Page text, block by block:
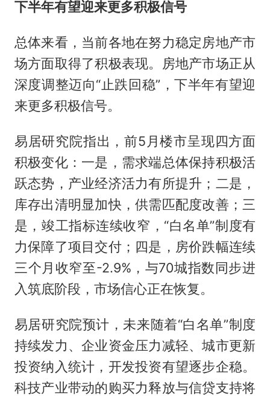
下半年有望迎来更多积极信号
总体来看，当前各地在努力稳定房地产市
场方面取得了积极表现。房地产市场正从
深度调整迈向“止跌回稳”，下半年有望迎
来更多积极信号。
易居研究院指出，前5月楼市呈现四方面
积极变化：一是，需求端总体保持积极活
跃态势，产业经济活力有所提升；二是，
库存出清明显加快，供需匹配度改善；三
是，竣工指标连续收窄，“白名单”制度有
力保障了项目交付；四是，房价跌幅连续
三个月收窄至-2.9%，与70城指数同步进
入筑底阶段，市场信心正在恢复。
易居研究院预计，未来随着“白名单”制度
持续发力、企业资金压力减轻、城市更新
投资纳入统计，开发投资有望逐步企稳。
科技产业带动的购买力释放与信贷支持将